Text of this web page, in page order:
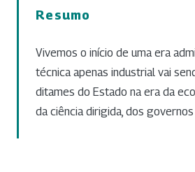
Resumo
Vivemos o início de uma era
técnica apenas industrial vai
ditames do Estado na era da
da ciência dirigida, dos governos